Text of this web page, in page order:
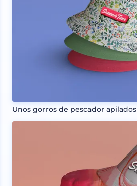
Unos gorros de pescador apilados